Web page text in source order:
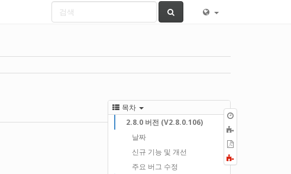
내
all
목차
2.8.0 버전 (V2.8.0.106)
날짜
신규 기능 및 개선
주요 버그 수정